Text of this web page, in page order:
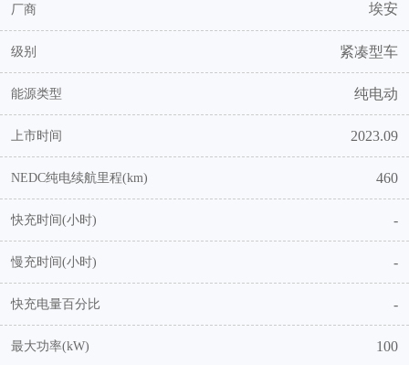
厂商 埃安
级别 紧凑型车
能源类型 纯电动
上市时间 2023.09
NEDC纯电续航里程(km) 460
快充时间(小时) -
慢充时间(小时) -
快充电量百分比 -
最大功率(kW) 100